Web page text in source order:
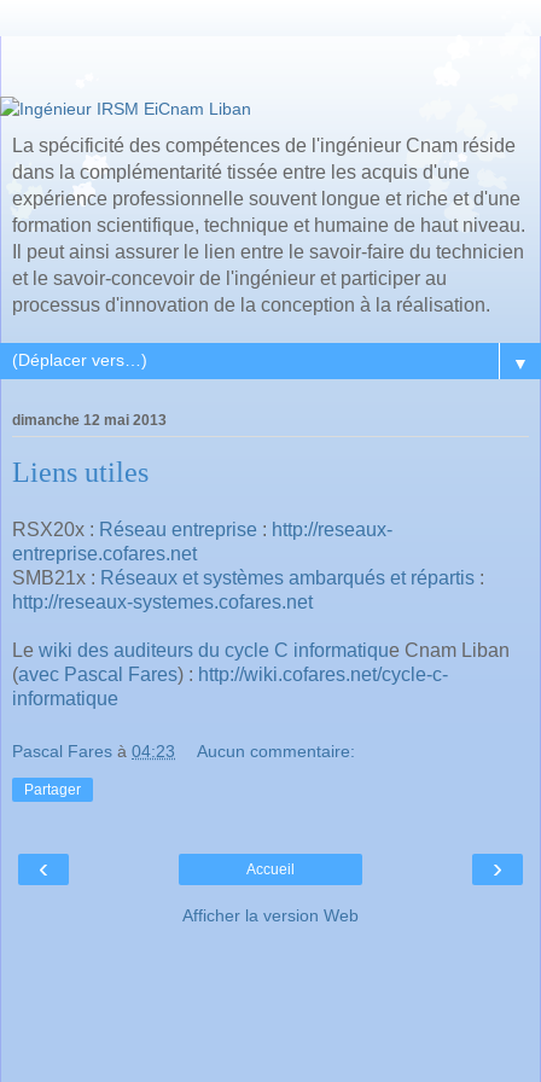
La spécificité des compétences de l'ingénieur Cnam réside
dans la complémentarité tissée entre les acquis d'une
expérience professionnelle souvent longue et riche et d'une
formation scientifique, technique et humaine de haut niveau.
Il peut ainsi assurer le lien entre le savoir-faire du technicien
et le savoir-concevoir de l'ingénieur et participer au
processus d'innovation de la conception à la réalisation.
▼
dimanche 12 mai 2013
Liens utiles
RSX20x : Réseau entreprise : http://reseaux-
entreprise.cofares.net
SMB21x : Réseaux et systèmes ambarqués et répartis :
http://reseaux-systemes.cofares.net
Le wiki des auditeurs du cycle C informatique Cnam Liban
(avec Pascal Fares) : http://wiki.cofares.net/cycle-c-
informatique
Pascal Fares à 04:23 Aucun commentaire:
Partager
‹ ›
Accueil
Afficher la version Web